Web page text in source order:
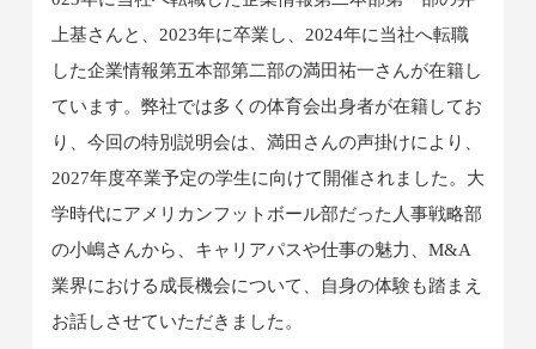
上基さんと、2023年に卒業し、2024年に当社へ転職
した企業情報第五本部第二部の満田祐一さんが在籍し
ています。弊社では多くの体育会出身者が在籍してお
り、今回の特別説明会は、満田さんの声掛けにより、
2027年度卒業予定の学生に向けて開催されました。大
学時代にアメリカンフットボール部だった人事戦略部
の小嶋さんから、キャリアパスや仕事の魅力、M&A
業界における成長機会について、自身の体験も踏まえ
お話しさせていただきました。